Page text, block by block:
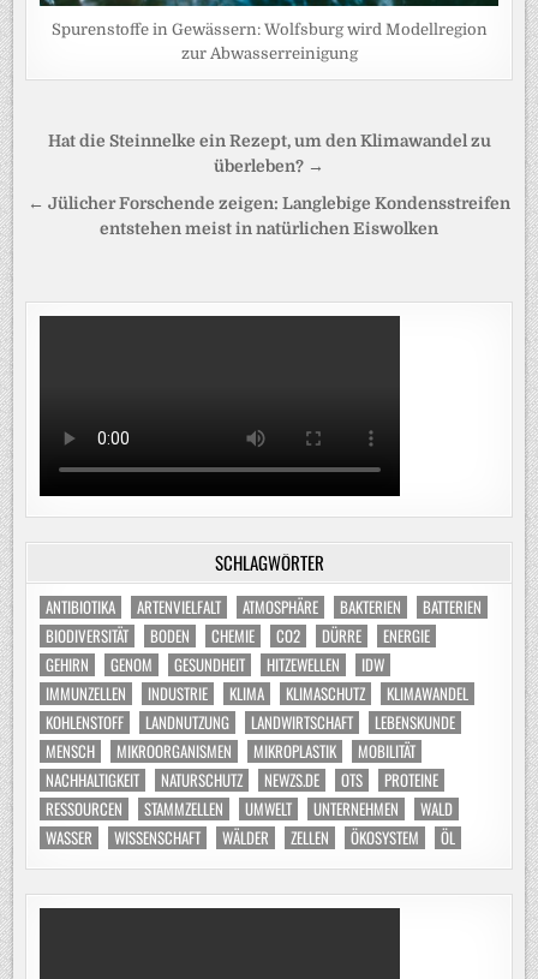
Spurenstoffe in Gewässern: Wolfsburg wird Modellregion
zur Abwasserreinigung
Beitragsnavigation
Hat die Steinnelke ein Rezept, um den Klimawandel zu
überleben? →
← Jülicher Forschende zeigen: Langlebige Kondensstreifen
entstehen meist in natürlichen Eiswolken
SCHLAGWÖRTER
ANTIBIOTIKA ARTENVIELFALT ATMOSPHÄRE BAKTERIEN
BATTERIEN
BIODIVERSITÄT
BODEN CHEMIE CO2 DÜRRE
ENERGIE
GEHIRN
GENOM GESUNDHEIT HITZEWELLEN
IDW
IMMUNZELLEN
INDUSTRIE KLIMA KLIMASCHUTZ
KLIMAWANDEL
KOHLENSTOFF
LANDNUTZUNG LANDWIRTSCHAFT
LEBENSKUNDE
MENSCH
MIKROORGANISMEN MIKROPLASTIK
MOBILITÄT
NACHHALTIGKEIT
NATURSCHUTZ NEWZS.DE OTS
PROTEINE
RESSOURCEN
STAMMZELLEN UMWELT UNTERNEHMEN
WALD
WASSER
WISSENSCHAFT WÄLDER ZELLEN ÖKOSYSTEM ÖL